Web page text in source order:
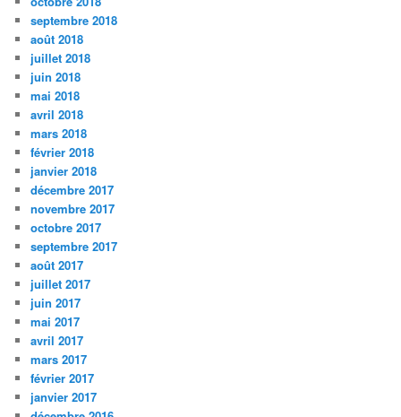
septembre 2018
août 2018
juillet 2018
juin 2018
mai 2018
avril 2018
mars 2018
février 2018
janvier 2018
décembre 2017
novembre 2017
octobre 2017
septembre 2017
août 2017
juillet 2017
juin 2017
mai 2017
avril 2017
mars 2017
février 2017
janvier 2017